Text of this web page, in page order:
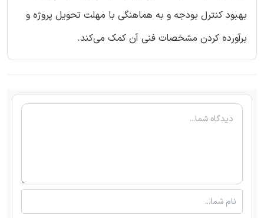
بهبود کنترل بودجه و به هماهنگی با مهلت تحویل پروژه و
برآورده کردن مشخصات فنی آن کمک می‌کند.